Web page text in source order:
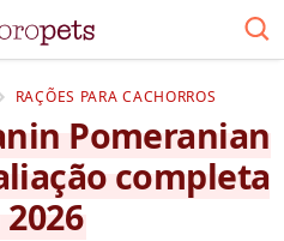
RAÇÕES PARA CACHORROS
Pomeranian
completa